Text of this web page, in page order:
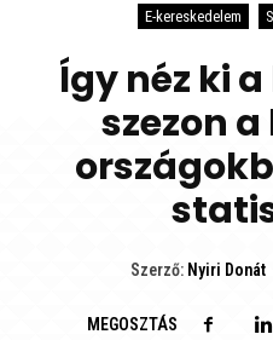
E-kereskedelem
Így néz ki
szezon
Szerző: Nyiri Donát
MEGOSZTÁS